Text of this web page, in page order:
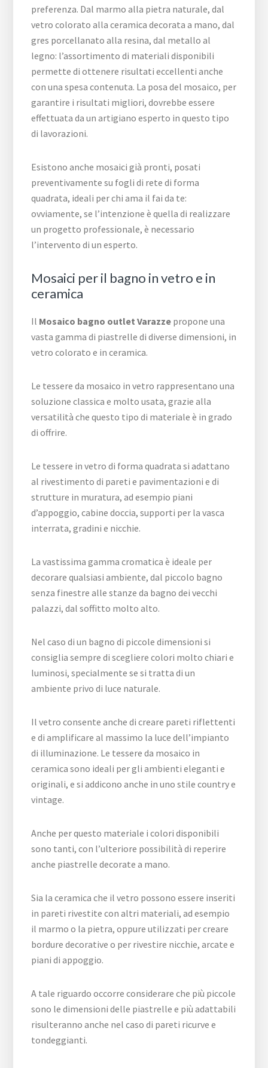
preferenza. Dal marmo alla pietra naturale, dal
vetro colorato alla ceramica decorata a mano, dal
gres porcellanato alla resina, dal metallo al
legno: l’assortimento di materiali disponibili
permette di ottenere risultati eccellenti anche
con una spesa contenuta. La posa del mosaico, per
garantire i risultati migliori, dovrebbe essere
effettuata da un artigiano esperto in questo tipo
di lavorazioni.
Esistono anche mosaici già pronti, posati
preventivamente su fogli di rete di forma
quadrata, ideali per chi ama il fai da te:
ovviamente, se l’intenzione è quella di realizzare
un progetto professionale, è necessario
l’intervento di un esperto.
Mosaici per il bagno in vetro e in
ceramica
Il Mosaico bagno outlet Varazze propone una
vasta gamma di piastrelle di diverse dimensioni, in
vetro colorato e in ceramica.
Le tessere da mosaico in vetro rappresentano una
soluzione classica e molto usata, grazie alla
versatilità che questo tipo di materiale è in grado
di offrire.
Le tessere in vetro di forma quadrata si adattano
al rivestimento di pareti e pavimentazioni e di
strutture in muratura, ad esempio piani
d’appoggio, cabine doccia, supporti per la vasca
interrata, gradini e nicchie.
La vastissima gamma cromatica è ideale per
decorare qualsiasi ambiente, dal piccolo bagno
senza finestre alle stanze da bagno dei vecchi
palazzi, dal soffitto molto alto.
Nel caso di un bagno di piccole dimensioni si
consiglia sempre di scegliere colori molto chiari e
luminosi, specialmente se si tratta di un
ambiente privo di luce naturale.
Il vetro consente anche di creare pareti riflettenti
e di amplificare al massimo la luce dell’impianto
di illuminazione. Le tessere da mosaico in
ceramica sono ideali per gli ambienti eleganti e
originali, e si addicono anche in uno stile country e
vintage.
Anche per questo materiale i colori disponibili
sono tanti, con l’ulteriore possibilità di reperire
anche piastrelle decorate a mano.
Sia la ceramica che il vetro possono essere inseriti
in pareti rivestite con altri materiali, ad esempio
il marmo o la pietra, oppure utilizzati per creare
bordure decorative o per rivestire nicchie, arcate e
piani di appoggio.
A tale riguardo occorre considerare che più piccole
sono le dimensioni delle piastrelle e più adattabili
risulteranno anche nel caso di pareti ricurve e
tondeggianti.